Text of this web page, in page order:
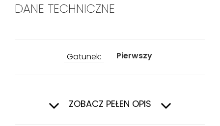
DANE TECHNICZNE
Gatunek: Pierwszy
Wewnątrz
ZOBACZ PEŁEN OPIS